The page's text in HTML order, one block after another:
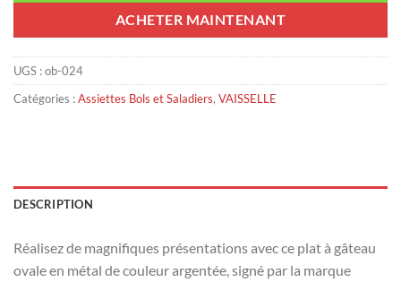
ACHETER MAINTENANT
UGS :ob-024
Catégories :Assiettes Bols et Saladiers, VAISSELLE
DESCRIPTION
Réalisez de magnifiques présentations avec ce plat à gâteau
ovale en métal de couleur argentée, signé par la marque